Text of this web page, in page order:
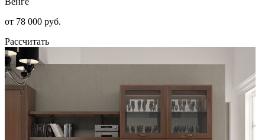
от 78 000 руб.
Рассчитать